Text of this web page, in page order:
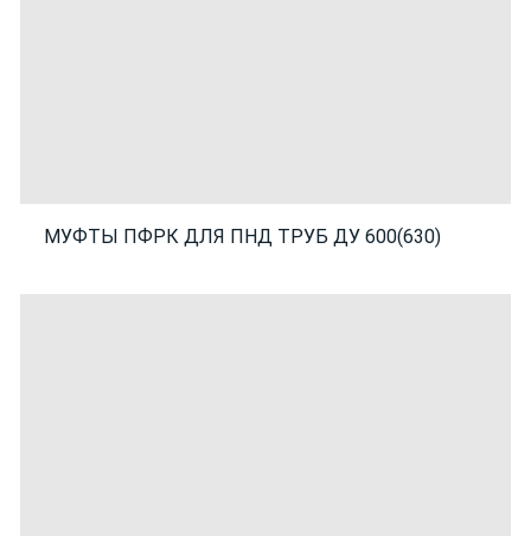
МУФТЫ ПФРК ДЛЯ ПНД ТРУБ ДУ 600(630)